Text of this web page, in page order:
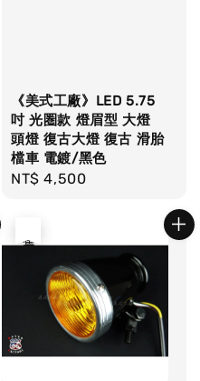
《美式工廠》LED 5.75
吋 光圏款 燈眉型 大燈
頭燈 復古大燈 復古 滑胎
檔車 電鍍/黑色
Regular
NT$ 4,500